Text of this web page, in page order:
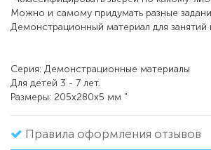
Можно и самому придумать разные
Демонстрационный материал для занятий
Серия: Демонстрационные материалы
Для детей 3 - 7 лет.
Размеры: 205x280x5 мм "
Правила оформления отзывов